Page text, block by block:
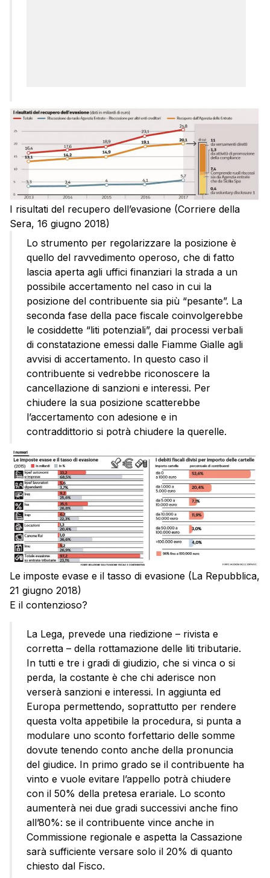
I risultati del recupero dell’evasione (Corriere della
Sera, 16 giugno 2018)
Lo strumento per regolarizzare la posizione è
quello del ravvedimento operoso, che di fatto
lascia aperta agli uffici finanziari la strada a un
possibile accertamento nel caso in cui la
posizione del contribuente sia più “pesante”. La
seconda fase della pace fiscale coinvolgerebbe
le cosiddette “liti potenziali”, dai processi verbali
di constatazione emessi dalle Fiamme Gialle agli
avvisi di accertamento. In questo caso il
contribuente si vedrebbe riconoscere la
cancellazione di sanzioni e interessi. Per
chiudere la sua posizione scatterebbe
l’accertamento con adesione e in
contraddittorio si potrà chiudere la querelle.
Le imposte evase e il tasso di evasione (La Repubblica,
21 giugno 2018)
E il contenzioso?
La Lega, prevede una riedizione – rivista e
corretta – della rottamazione delle liti tributarie.
In tutti e tre i gradi di giudizio, che si vinca o si
perda, la costante è che chi aderisce non
verserà sanzioni e interessi. In aggiunta ed
Europa permettendo, soprattutto per rendere
questa volta appetibile la procedura, si punta a
modulare uno sconto forfettario delle somme
dovute tenendo conto anche della pronuncia
del giudice. In primo grado se il contribuente ha
vinto e vuole evitare l’appello potrà chiudere
con il 50% della pretesa erariale. Lo sconto
aumenterà nei due gradi successivi anche fino
all’80%: se il contribuente vince anche in
Commissione regionale e aspetta la Cassazione
sarà sufficiente versare solo il 20% di quanto
chiesto dal Fisco.